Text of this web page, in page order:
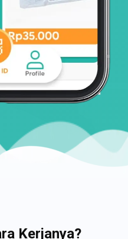
Kerjanya?